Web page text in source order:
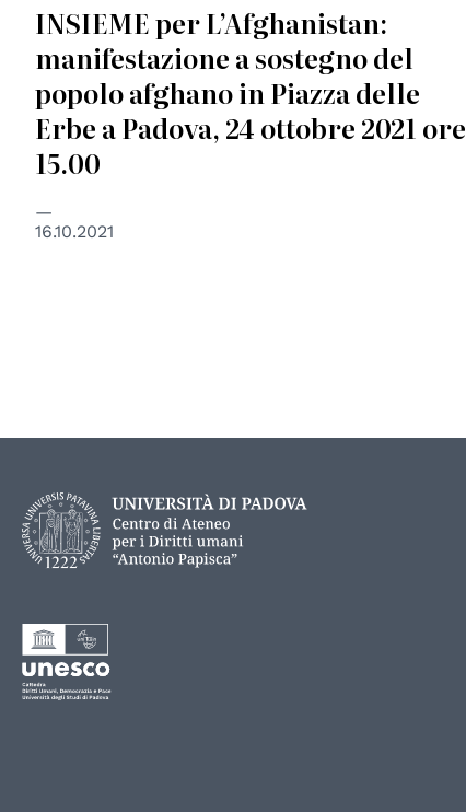
INSIEME per L’Afghanistan:
manifestazione a sostegno del
popolo afghano in Piazza delle
Erbe a Padova, 24 ottobre 2021 ore
15.00
16.10.2021